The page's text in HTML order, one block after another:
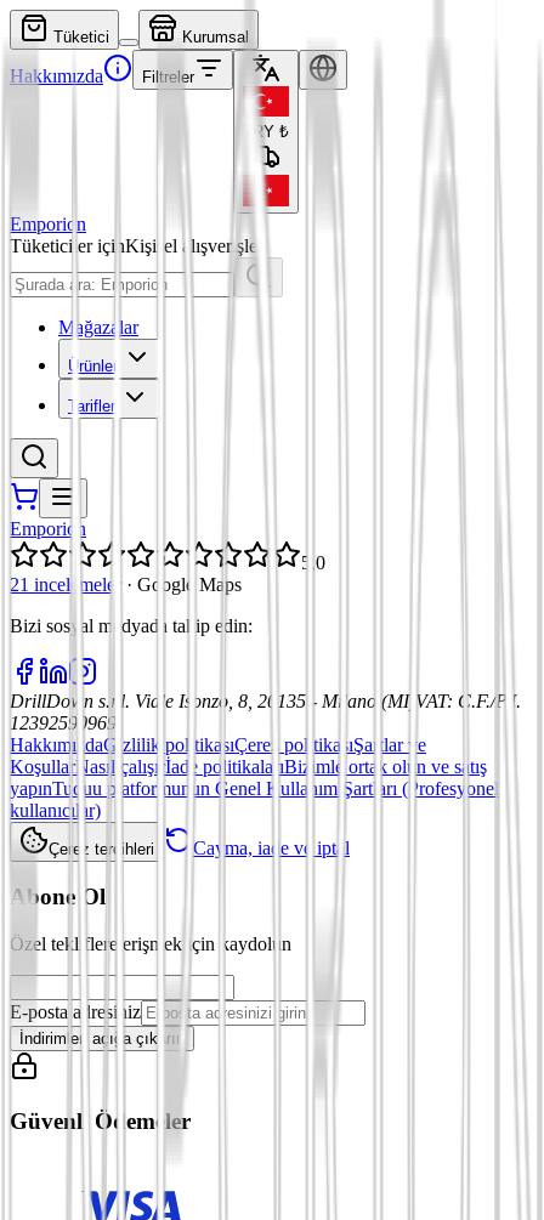
Tüketici Kurumsal
Hakkımızda Filtreler
TRY ₺
Emporion
Tüketiciler içinKişisel alışverişler
Mağazalar
Ürünler
Tarifler
Emporion
5,0
21 incelemeler
· Google Maps
Bizi sosyal medyada takip edin:
DrillDown s.r.l. Viale Isonzo, 8, 20135 - Milano (MI) VAT: C.F./P.I.
12392590969
HakkımızdaGizlilik politikasıÇerez politikasıŞartlar ve
KoşullarNasıl çalışırİade politikalarıBizimle ortak olun ve satış
yapınTuduu platformunun Genel Kullanım Şartları (Profesyonel
kullanıcılar)
Çerez tercihleri Cayma, iade ve iptal
Abone Ol
Özel tekliflere erişmek için kaydolun
E-posta adresiniz
İndirimleri açığa çıkarın
Güvenli Ödemeler